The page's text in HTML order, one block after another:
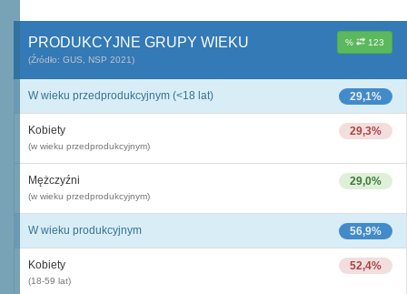
% 123
PRODUKCYJNE GRUPY WIEKU
(Źródło: GUS, NSP 2021)
29,1%
W wieku przedprodukcyjnym (<18 lat)
29,3%
Kobiety
(w wieku przedprodukcyjnym)
29,0%
Mężczyźni
(w wieku przedprodukcyjnym)
56,9%
W wieku produkcyjnym
52,4%
Kobiety
(18-59 lat)